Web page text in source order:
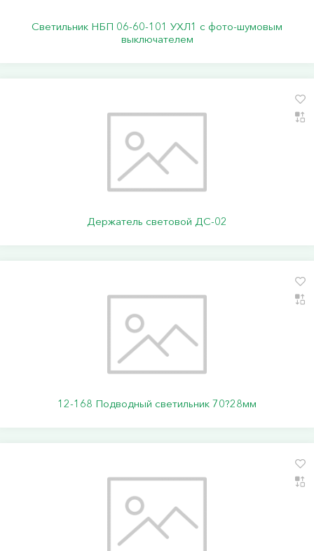
Светильник НБП 06-60-101 УХЛ1 с фото-шумовым
выключателем
Держатель световой ДС-02
12-168 Подводный светильник 70?28мм